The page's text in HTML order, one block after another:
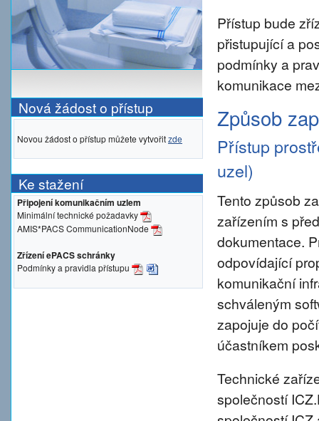
Nová žádost o přístup
Novou žádost o přístup můžete vytvořitzde
Ke stažení
Připojení komunikačním uzlem
Minimální technické požadavky
AMIS*PACS CommunicationNode
Zřízení ePACS schránky
Podmínky a pravidla přístupu
Přístup bude
přistupující a
podmínky a
komunikace
Způsob
Přístup
uzel)
Tento způsob
zařízením s
dokumentace.
odpovídající
komunikační
schváleným
zapojuje do
účastníkem
Technické
společností